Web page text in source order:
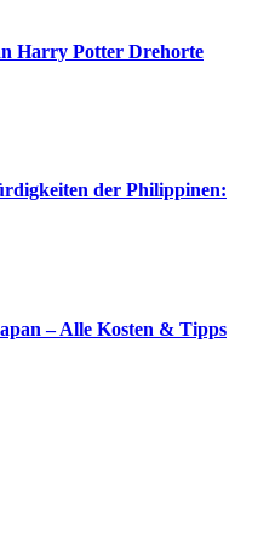
Harry Potter Drehorte
der Philippinen:
– Alle Kosten & Tipps